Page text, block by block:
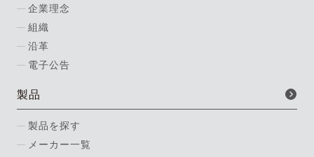
企業理念
組織
沿革
電子公告
製品
製品を探す
メーカー一覧